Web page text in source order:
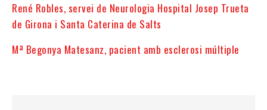
René Robles, servei de Neurologia Hospital Josep Trueta
de Girona i Santa Caterina de Salts
Mª Begonya Matesanz, pacient amb esclerosi múltiple